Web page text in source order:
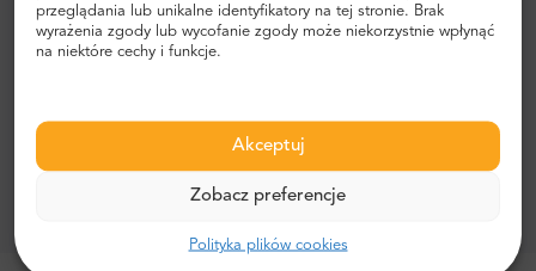
przeglądania lub unikalne identyfikatory na tej stronie. Brak
wyrażenia zgody lub wycofanie zgody może niekorzystnie wpłynąć
na niektóre cechy i funkcje.
Akceptuj
Zobacz preferencje
Polityka plików cookies
Alfie
Wielka Brytania
So much money in my pocket now! It means I can now go
on more trips with Mr.Shuttle. Great price and service,